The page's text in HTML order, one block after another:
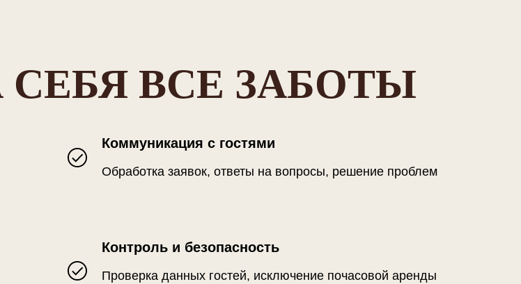
ВСЕ ЗАБОТЫ
Коммуникация с гостями
Обработка заявок, ответы на вопросы, решение проблем
Контроль и безопасность
Проверка данных гостей, исключение почасовой аренды